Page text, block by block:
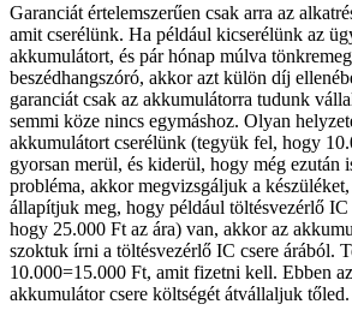
Garanciát értelemszerűen csak arra az
amit cserélünk. Ha például kicserélünk az
akkumulátort, és pár hónap múlva
beszédhangszóró, akkor azt külön díj
garanciát csak az akkumulátorra tudunk
semmi köze nincs egymáshoz. Olyan
akkumulátort cserélünk (tegyük fel, hogy
gyorsan merül, és kiderül, hogy még ezután
probléma, akkor megvizsgáljuk a
állapítjuk meg, hogy például töltésvezérlő
hogy 25.000 Ft az ára) van, akkor az
szoktuk írni a töltésvezérlő IC csere árából.
10.000=15.000 Ft, amit fizetni kell. Ebben
akkumulátor csere költségét átvállaljuk tőled.